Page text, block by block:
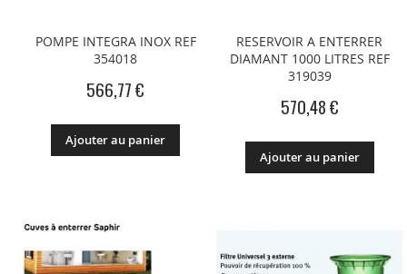
POMPE INTEGRA INOX REF
354018
566,77 €
Ajouter au panier
RESERVOIR A ENTERRER
DIAMANT 1000 LITRES REF
319039
570,48 €
Ajouter au panier